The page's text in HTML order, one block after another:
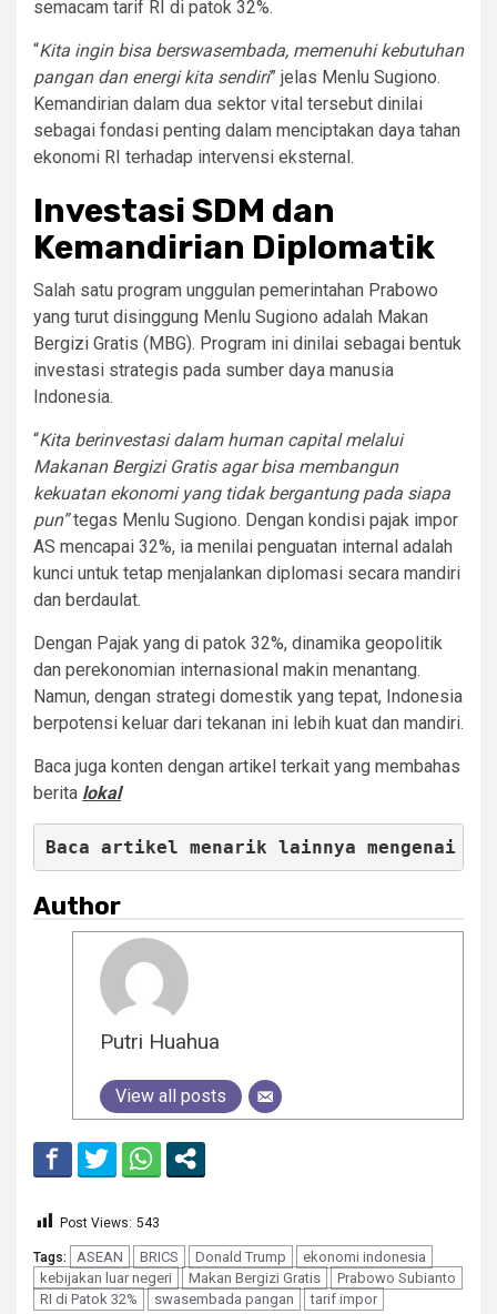
semacam tarif RI di patok 32%.
“Kita ingin bisa berswasembada, memenuhi kebutuhan
pangan dan energi kita sendiri” jelas Menlu Sugiono.
Kemandirian dalam dua sektor vital tersebut dinilai
sebagai fondasi penting dalam menciptakan daya tahan
ekonomi RI terhadap intervensi eksternal.
Investasi SDM dan
Kemandirian Diplomatik
Salah satu program unggulan pemerintahan Prabowo
yang turut disinggung Menlu Sugiono adalah Makan
Bergizi Gratis (MBG). Program ini dinilai sebagai bentuk
investasi strategis pada sumber daya manusia
Indonesia.
“Kita berinvestasi dalam human capital melalui
Makanan Bergizi Gratis agar bisa membangun
kekuatan ekonomi yang tidak bergantung pada siapa
pun”tegas Menlu Sugiono. Dengan kondisi pajak impor
AS mencapai 32%, ia menilai penguatan internal adalah
kunci untuk tetap menjalankan diplomasi secara mandiri
dan berdaulat.
Dengan Pajak yang di patok 32%, dinamika geopolitik
dan perekonomian internasional makin menantang.
Namun, dengan strategi domestik yang tepat, Indonesia
berpotensi keluar dari tekanan ini lebih kuat dan mandiri.
Baca juga konten dengan artikel terkait yang membahas
berita lokal
Baca artikel menarik lainnya mengenai
Author
Putri Huahua
View all posts
Post Views: 543
Tags: ASEAN BRICS Donald Trump
ekonomi indonesia
kebijakan luar negeri
Makan Bergizi Gratis
Prabowo Subianto
RI di Patok 32%
swasembada pangan tarif impor